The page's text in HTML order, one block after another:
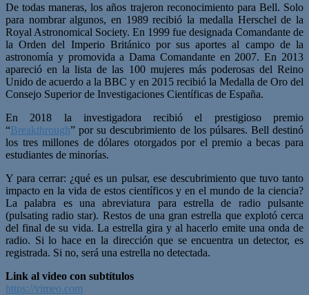
De todas maneras, los años trajeron reconocimiento para Bell. Solo
para nombrar algunos, en 1989 recibió la medalla Herschel de la
Royal Astronomical Society. En 1999 fue designada Comandante de
la Orden del Imperio Británico por sus aportes al campo de la
astronomía y promovida a Dama Comandante en 2007. En 2013
apareció en la lista de las 100 mujeres más poderosas del Reino
Unido de acuerdo a la BBC y en 2015 recibió la Medalla de Oro del
Consejo Superior de Investigaciones Científicas de España.
En 2018 la investigadora recibió el prestigioso premio
“Breakthrough” por su descubrimiento de los púlsares. Bell destinó
los tres millones de dólares otorgados por el premio a becas para
estudiantes de minorías.
Y para cerrar: ¿qué es un pulsar, ese descubrimiento que tuvo tanto
impacto en la vida de estos científicos y en el mundo de la ciencia?
La palabra es una abreviatura para estrella de radio pulsante
(pulsating radio star). Restos de una gran estrella que explotó cerca
del final de su vida. La estrella gira y al hacerlo emite una onda de
radio. Si lo hace en la dirección que se encuentra un detector, es
registrada. Si no, será una estrella no detectada.
Link al video con subtítulos
https://vimeo.com